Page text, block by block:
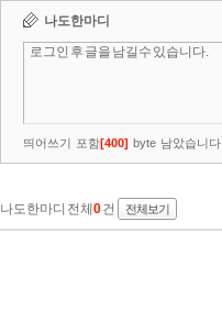
나도한마디
띄어쓰기 포함[400] byte 남았습니다.
나도한마디 전체 0건 전체보기